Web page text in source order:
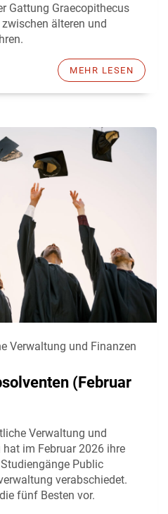
Gattung Graecopithecus
älteren und
MEHR LESEN
Verwaltung und Finanzen
(Februar
Verwaltung und
im Februar 2026 ihre
Public
verabschiedet.
fünf Besten vor.